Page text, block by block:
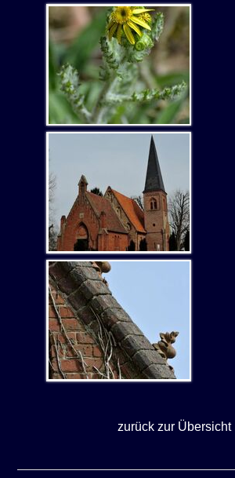
zurück zur Übersicht